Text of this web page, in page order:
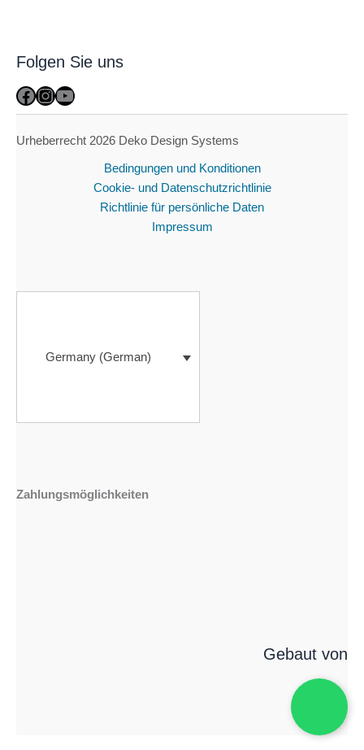
Folgen Sie uns
Facebook
Instagram
YouTube
Urheberrecht 2026 Deko Design Systems
Bedingungen und Konditionen
Cookie- und Datenschutzrichtlinie
Richtlinie für persönliche Daten
Impressum
Germany (German)
Zahlungsmöglichkeiten
Gebaut von